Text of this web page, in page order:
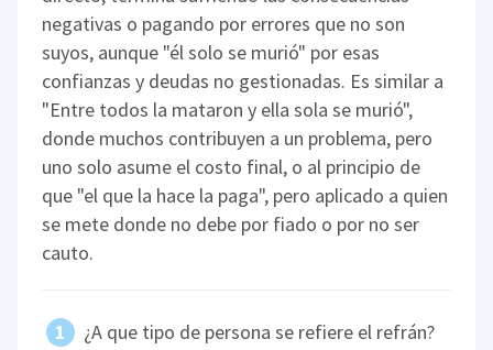
negativas o pagando por errores que no son
suyos, aunque "él solo se murió" por esas
confianzas y deudas no gestionadas. Es similar a
"Entre todos la mataron y ella sola se murió",
donde muchos contribuyen a un problema, pero
uno solo asume el costo final, o al principio de
que "el que la hace la paga", pero aplicado a quien
se mete donde no debe por fiado o por no ser
cauto.
¿A que tipo de persona se refiere el refrán?